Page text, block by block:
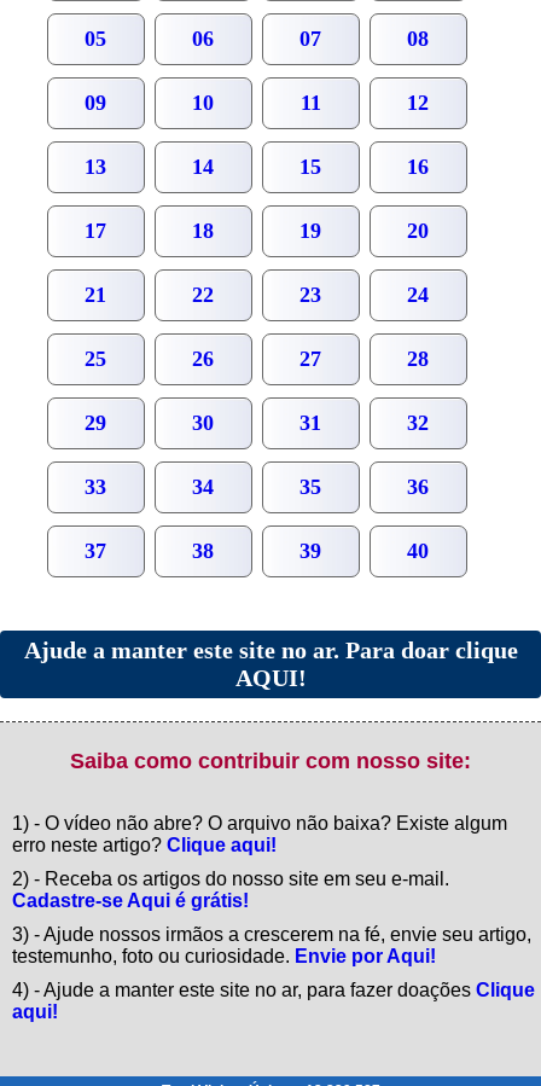
05 06 07 08
09 10 11 12
13 14 15 16
17 18 19 20
21 22 23 24
25 26 27 28
29 30 31 32
33 34 35 36
37 38 39 40
Ajude a manter este site no ar. Para doar clique
AQUI!
Saiba como contribuir com nosso site:
1) - O vídeo não abre? O arquivo não baixa? Existe algum
erro neste artigo? Clique aqui!
2) - Receba os artigos do nosso site em seu e-mail.
Cadastre-se Aqui é grátis!
3) - Ajude nossos irmãos a crescerem na fé, envie seu artigo,
testemunho, foto ou curiosidade. Envie por Aqui!
4) - Ajude a manter este site no ar, para fazer doações Clique
aqui!